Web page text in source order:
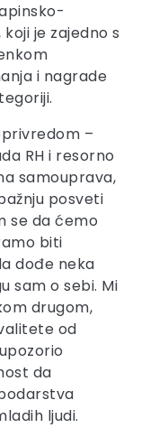
je zajedno s
i nagrade
–
RH i resorno
samouprava,
posveti
se da ćemo
biti
dođe neka
sam o sebi. Mi
drugom,
od
da
ljudi.